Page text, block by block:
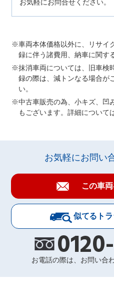
お気軽にお問合せください。
車両本体価格以外に、リサイ
録に伴う諸費用、納車に関す
抹消車両については、旧車検
録の際は、減トンなる場合が
い。
中古車販売の為、小キズ、凹
もございます。詳細について
お気軽にお問い
この車
似てるトラ
お電話の際は、お問い合